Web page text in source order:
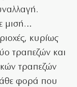
μισή…
κυρίως
τραπεζών και
τραπεζών
φορά που